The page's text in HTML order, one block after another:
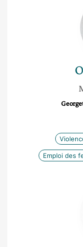
Emploi des